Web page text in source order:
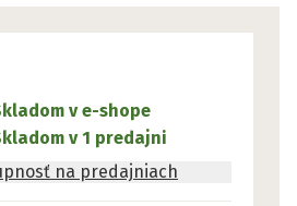
v e-shope
v 1 predajni
na predajniach